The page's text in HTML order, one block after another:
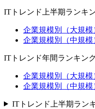
ITトレンド上半期ランキ
企業規模別（大規
企業規模別（中規
ITトレンド年間ランキン
企業規模別（大規
企業規模別（中規
ITトレンド上半期ラン